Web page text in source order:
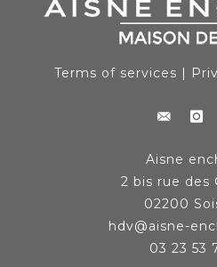
Terms of services
Aisne
2 bis rue des
02200
hdv@aisne-
03 23 53